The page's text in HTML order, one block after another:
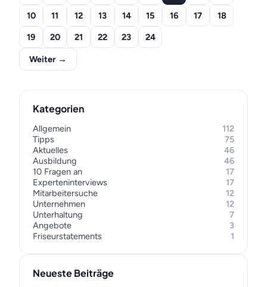
10
11 12 13 14 15 16 17
18
19
20 21 22 23 24
Weiter →
Kategorien
Allgemein
112
Tipps
75
Aktuelles
46
Ausbildung
46
10 Fragen an
17
Experteninterviews
17
Mitarbeitersuche
12
Unternehmen
12
Unterhaltung
7
Angebote
3
Friseurstatements
1
Neueste Beiträge